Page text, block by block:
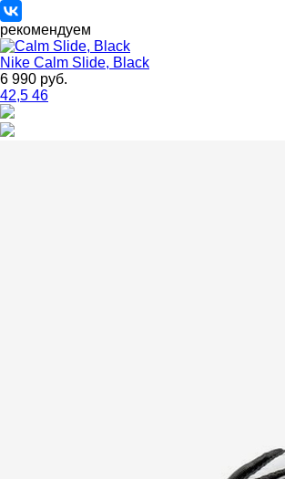
рекомендуем
Nike Calm Slide, Black
6 990 руб.
42,5 46